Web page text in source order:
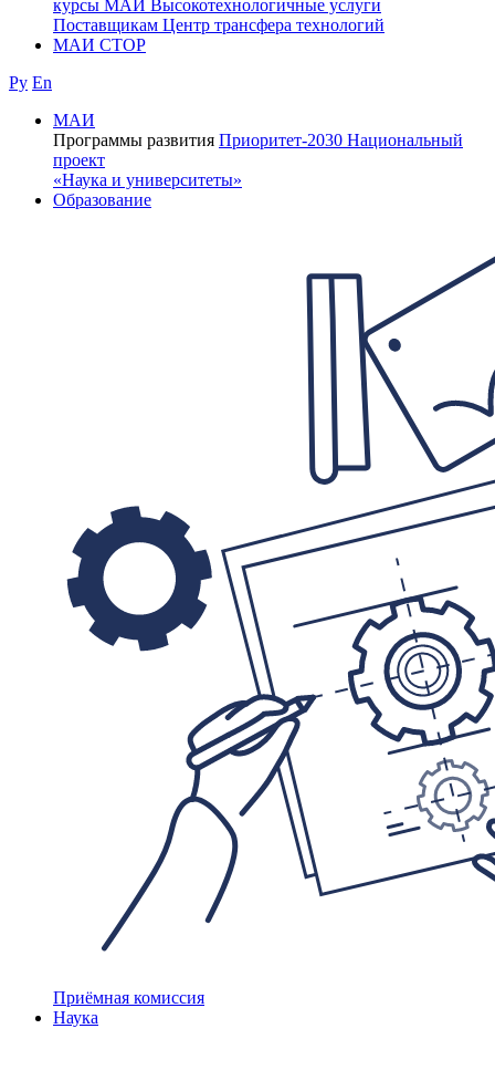
курсы МАИ Высокотехнологичные услуги
Поставщикам Центр трансфера технологий
МАИ СТОР
Ру En
МАИ
Программы развития Приоритет-2030 Национальный
проект
«Наука и университеты»
Образование
Приёмная комиссия
Наука